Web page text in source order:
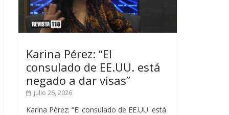
Karina Pérez: “El
consulado de EE.UU. está
negado a dar visas”
julio 26, 2026
Karina Pérez: “El consulado de EE.UU. está